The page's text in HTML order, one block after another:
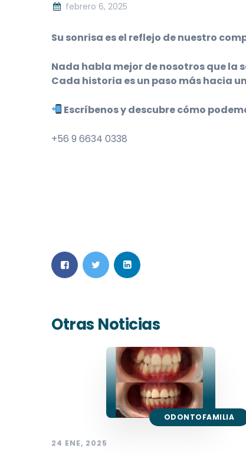
febrero 6, 2025
Su sonrisa es el reflejo de nuestro
Nada habla mejor de nosotros que la
Cada historia es un paso más hacia
Escríbenos y descubre cómo
+56 9 6634 0338
Otras Noticias
ODONTOFAMILIA
24 ENE, 2025